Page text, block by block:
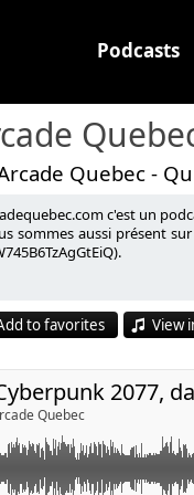
Podcasts
Quebec -
c'est un
sommes aussi présent
to favorites View
2077,
Quebec
2077 est un jeu
de Gaming de
épisode :http://
Smith :
Smith (Facebook) :